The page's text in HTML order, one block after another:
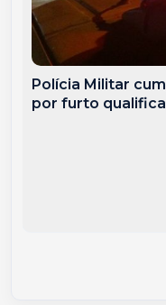
Polícia Militar
por furto